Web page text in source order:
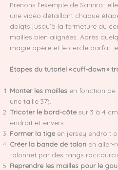
Prenons l’exemple de Samira :
une vidéo détaillant chaque
doigts jusqu’à la fermeture du
mailles bien alignées. Après
magie opère et le cercle parfait
Étapes du tutoriel « cuff-down »
Monter les mailles en fonction de
une taille 37).
Tricoter le bord-côte sur 3 à 4
endroit et envers.
Former la tige en jersey endroit
Créer la bande de talon en aller-
talonnet par des rangs
Reprendre les mailles pour le